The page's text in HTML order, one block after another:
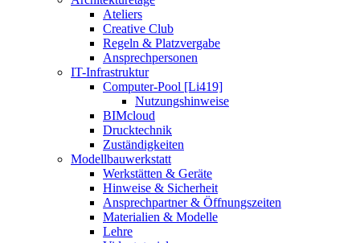
Ateliers
Creative Club
Regeln & Platzvergabe
Ansprechpersonen
IT-Infrastruktur
Computer-Pool [Li419]
Nutzungshinweise
BIMcloud
Drucktechnik
Zuständigkeiten
Modellbauwerkstatt
Werkstätten & Geräte
Hinweise & Sicherheit
Ansprechpartner & Öffnungszeiten
Materialien & Modelle
Lehre